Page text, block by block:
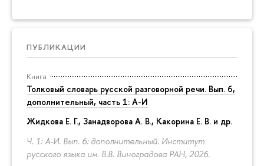
ПУБЛИКАЦИИ
Книга
Толковый словарь русской разговорной речи. Вып. 6,
дополнительный, часть 1: А-И
Жидкова Е. Г., Занадворова А. В., Какорина Е. В. и др.
Ч. 1: А-И. Вып. 6: дополнительный. Институт
русского языка им. В.В. Виноградова РАН, 2026.